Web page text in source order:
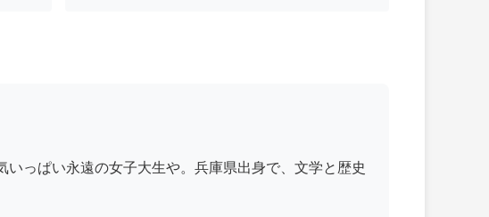
っぱい永遠の女子大生や。兵庫県出身で、文学と歴史